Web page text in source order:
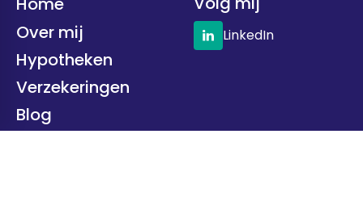
Over mij
Hypotheken
Verzekeringen
Blog
LinkedIn